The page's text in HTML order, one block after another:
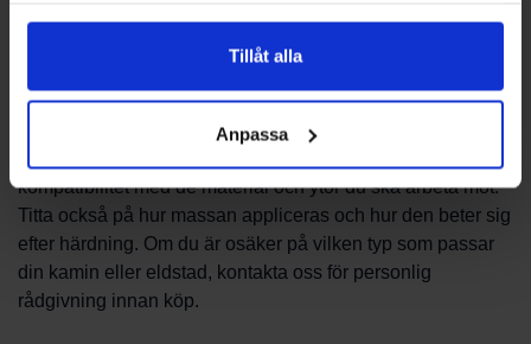
Tillåt alla
Anpassa
Välj rätt tätningsmassa
kompatibilitet med de material och ytor du ska arbeta mot.
Titta också på hur massan appliceras och hur den beter sig
efter härdning. Om du är osäker på vilken typ som passar
din kamin eller eldstad, kontakta oss för personlig
rådgivning innan köp.